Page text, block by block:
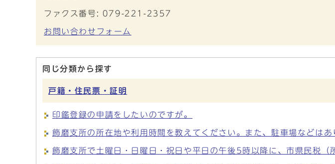
ファクス番号: 079-221-2357
お問い合わせフォーム
同じ分類から探す
戸籍・住民票・証明
印鑑登録の申請をしたいのですが。
飾磨支所の所在地や利用時間を教えてください。また、駐車場などはあ
飾磨支所で土曜日・日曜日・祝日や平日の午後5時以降に、市県民税（